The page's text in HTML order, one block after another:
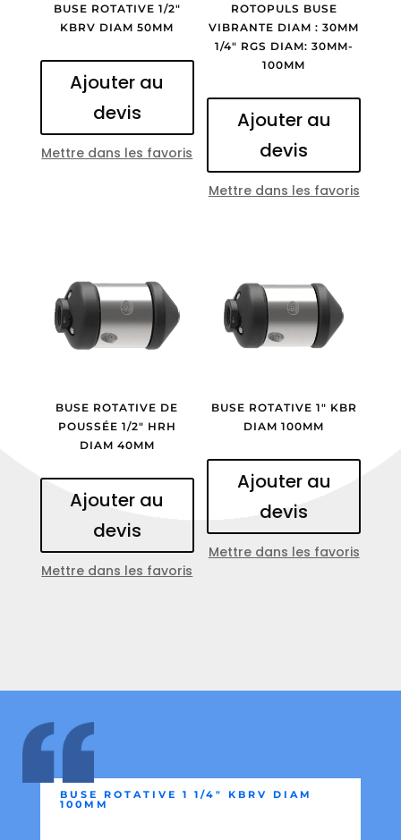
BUSE ROTATIVE 1/2″
KBRV DIAM 50MM
Ajouter au
devis
Mettre dans les favoris
ROTOPULS BUSE
VIBRANTE DIAM : 30MM
1/4″ RGS DIAM: 30MM-
100MM
Ajouter au
devis
Mettre dans les favoris
BUSE ROTATIVE DE
POUSSÉE 1/2″ HRH
DIAM 40MM
Ajouter au
devis
Mettre dans les favoris
BUSE ROTATIVE 1″ KBR
DIAM 100MM
Ajouter au
devis
Mettre dans les favoris
BUSE ROTATIVE 1 1/4″ KBRV DIAM
100MM